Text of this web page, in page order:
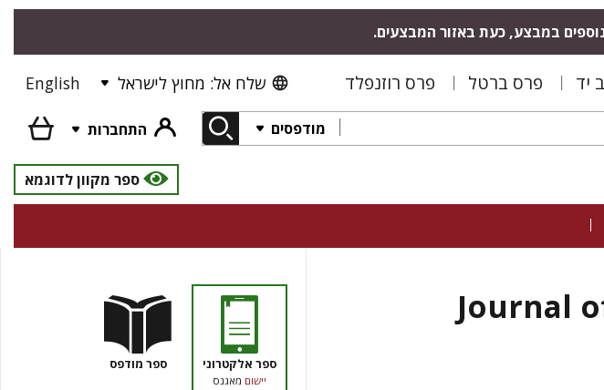
במבצע, כעת באזור המבצעים.
יד פרס ברטל פרס רוזנפלד שלח אל: מחוץ לישראל English
מודפסים
התחברות
ספר מקוון לדוגמא
Journal
ספר אלקטרוני
יישום מאגנס
ספר מודפס